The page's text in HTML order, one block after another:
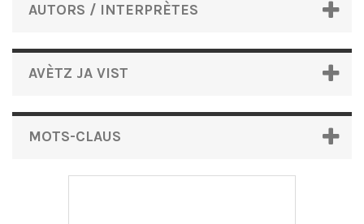
AUTORS / INTERPRÈTES
AVÈTZ JA VIST
MOTS-CLAUS